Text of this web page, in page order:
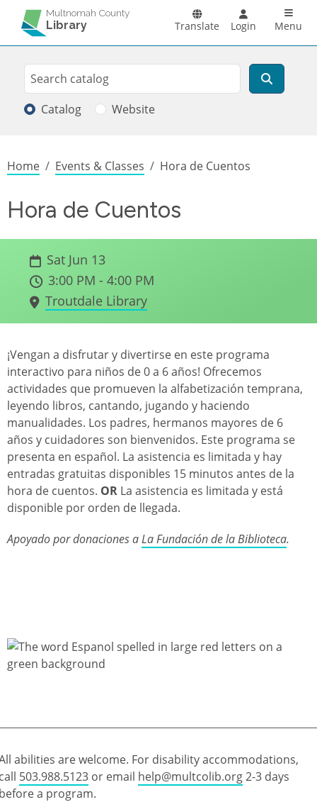
Skip to main content
Multnomah County
Library Translate Login Menu
Search
Search
Catalog Website
Breadcrumb
Home Events & Classes Hora de Cuentos
Hora de Cuentos
Sat Jun 13
3:00 PM - 4:00 PM
Troutdale Library
¡Vengan a disfrutar y divertirse en este programa
interactivo para niños de 0 a 6 años! Ofrecemos
actividades que promueven la alfabetización temprana,
leyendo libros, cantando, jugando y haciendo
manualidades. Los padres, hermanos mayores de 6
años y cuidadores son bienvenidos. Este programa se
presenta en español. La asistencia es limitada y hay
entradas gratuitas disponibles 15 minutos antes de la
hora de cuentos. OR La asistencia es limitada y está
disponible por orden de llegada.
Apoyado por donaciones aLa Fundación de la Biblioteca.
abilities are welcome. For disability accommodations,
503.988.5123 or email help@multcolib.org2-3 days
a program.